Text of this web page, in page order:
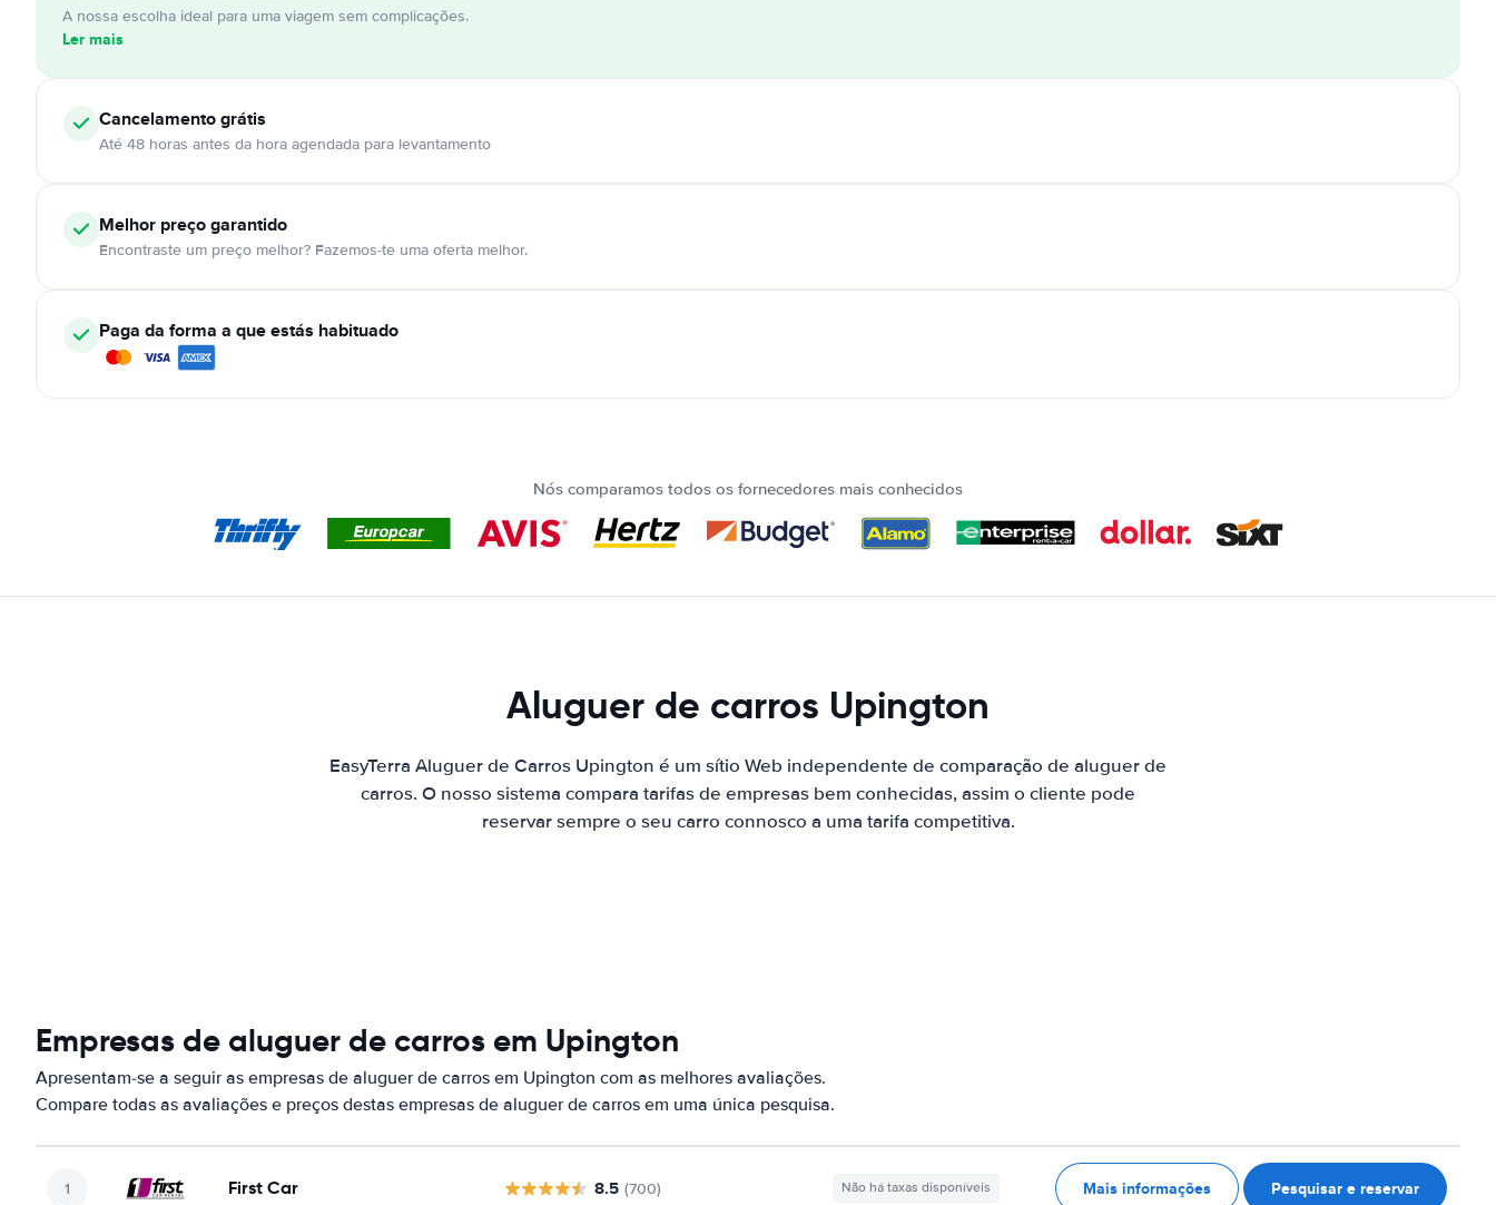
A nossa escolha ideal para uma viagem sem complicações.
Ler mais
Cancelamentográtis
Até 48 horas antes da hora agendada para levantamento
Melhor preço garantido
Encontraste um preço melhor? Fazemos-te uma oferta melhor.
Paga da forma a que estás habituado
Nós comparamos todos os fornecedores mais conhecidos
Aluguer de carros Upington
EasyTerra Aluguer de Carros Upington é um sítio Web independente de comparação de aluguer de
carros. O nosso sistema compara tarifas de empresas bem conhecidas, assim o cliente pode
reservar sempre o seu carro connosco a uma tarifa competitiva.
Empresas de aluguer de carros em Upington
Apresentam-se a seguir as empresas de aluguer de carros em Upington com as melhores avaliações.
Compare todas as avaliações e preços destas empresas de aluguer de carros em uma única pesquisa.
First Car 8.5 (700) Não há taxas disponíveis Mais informações Pesquisar e reservar